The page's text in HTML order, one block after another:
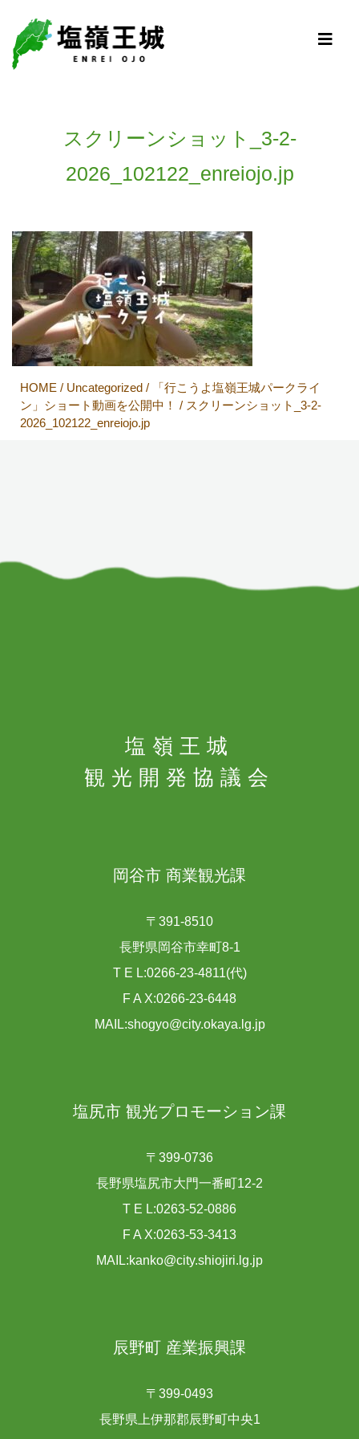
スクリーンショット_3-2-
2026_102122_enreiojo.jp
HOME / Uncategorized /
「行こうよ塩嶺王城パークライ
ン」ショート動画を公開中！ / スクリーンショット_3-2-
2026_102122_enreiojo.jp
塩嶺王城
観光開発協議会
岡谷市 商業観光課
〒391-8510
長野県岡谷市幸町8-1
T E L:0266-23-4811(代)
F A X:0266-23-6448
MAIL:shogyo@city.okaya.lg.jp
塩尻市 観光プロモーション課
〒399-0736
長野県塩尻市大門一番町12-2
T E L:0263-52-0886
F A X:0263-53-3413
MAIL:kanko@city.shiojiri.lg.jp
辰野町 産業振興課
〒399-0493
長野県上伊那郡辰野町中央1